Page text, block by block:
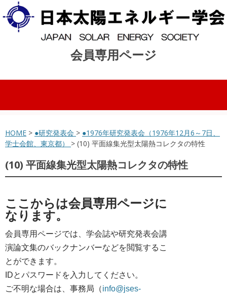
会員専用ページ
コンテンツへスキップ
HOME > ●研究発表会 > ●1976年研究発表会（1976年12月6～7日、
学士会館、東京都） > (10) 平面線集光型太陽熱コレクタの特性
(10) 平面線集光型太陽熱コレクタの特性
ここからは会員専用ページに
なります。
会員専用ページでは、学会誌や研究発表会講
演論文集のバックナンバーなどを閲覧するこ
とができます。
IDとパスワードを入力してください。
ご不明な場合は、事務局（info@jses-